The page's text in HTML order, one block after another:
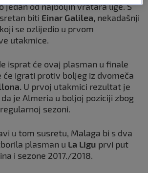
jedan od najboljih vratara lige. S
biti Einar Galilea, nekadašnji
koji se ozlijedio u prvom
utakmice.
isprat će ovaj plasman u finale
će igrati protiv boljeg iz dvomeča
U prvoj utakmici rezultat je
da je Almeria u boljoj poziciji zbog
sezoni.
u tom susretu, Malaga bi s dva
plasman u La Ligu prvi put
i sezone 2017./2018.